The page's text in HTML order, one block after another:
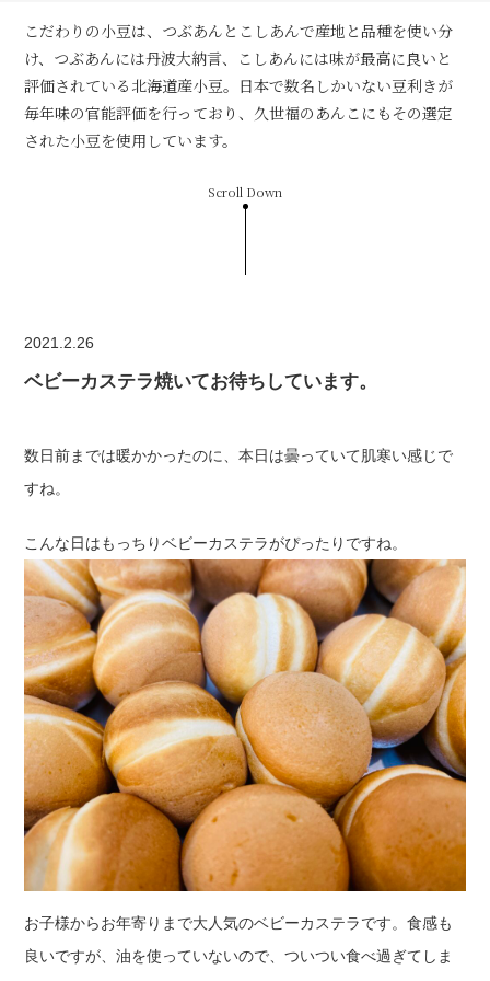
こだわりの小豆は、つぶあんとこしあんで産地と品種を使い分
け、つぶあんには丹波大納言、こしあんには味が最高に良いと
評価されている北海道産小豆。日本で数名しかいない豆利きが
毎年味の官能評価を行っており、久世福のあんこにもその選定
された小豆を使用しています。
Scroll Down
2021.2.26
ベビーカステラ焼いてお待ちしています。
数日前までは暖かかったのに、本日は曇っていて肌寒い感じで
すね。
こんな日はもっちりベビーカステラがぴったりですね。
お子様からお年寄りまで大人気のベビーカステラです。食感も
良いですが、油を使っていないので、ついつい食べ過ぎてしま